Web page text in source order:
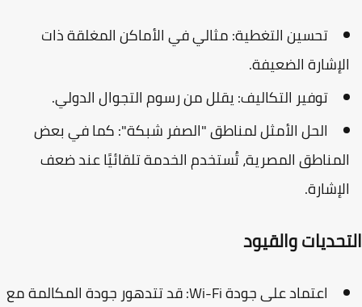
تحسين التغطية: مثالي في الأماكن المغلقة ذات
الضعيفة.
توفير التكاليف: يقلل من رسوم التجوال الدولي.
الحل الأمثل لمناطق "الصفر شبكة": كما في بعض
المصرية، تُستخدم الخدمة تلقائيًا عند ضعف
والقيود
اعتماد على جودة Wi-Fi: قد تتدهور جودة المكالمة مع